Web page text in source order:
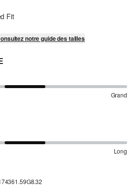
Fit
notre guide des tailles
Grand
Long